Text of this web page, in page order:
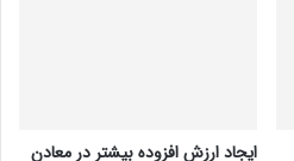
ایجاد ارزش افزوده بیشتر در معادن